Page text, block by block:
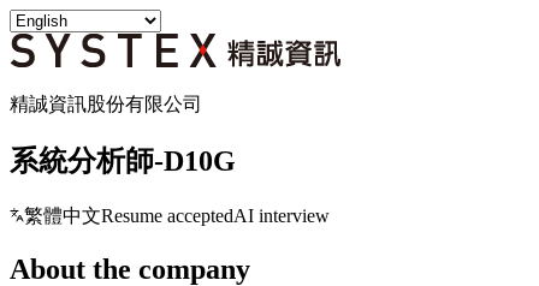
精誠資訊股份有限公司
系統分析師-D10G
繁體中文Resume acceptedAI interview
About the company